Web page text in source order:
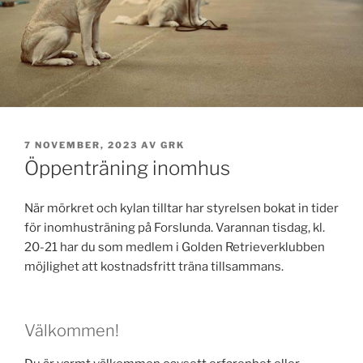
PUBLICERAT
7 NOVEMBER, 2023 AV GRK
Öppenträning inomhus
När mörkret och kylan tilltar har styrelsen bokat in tider
för inomhusträning på Forslunda. Varannan tisdag, kl.
20-21 har du som medlem i Golden Retrieverklubben
möjlighet att kostnadsfritt träna tillsammans.
Välkommen!